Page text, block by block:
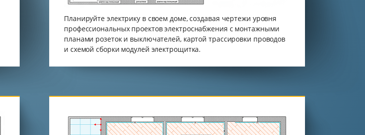
Планируйте электрику в своем доме, создавая чертежи уровня
профессиональных проектов электроснабжения с монтажными
планами розеток и выключателей, картой трассировки проводов
и схемой сборки модулей электрощитка.